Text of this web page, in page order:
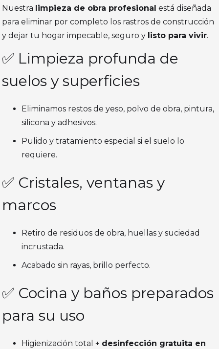
Nuestra limpieza de obra profesional está diseñada
para eliminar por completo los rastros de construcción
y dejar tu hogar impecable, seguro y listo para vivir.
✅ Limpieza profunda de
suelos y superficies
Eliminamos restos de yeso, polvo de obra, pintura,
silicona y adhesivos.
Pulido y tratamiento especial si el suelo lo
requiere.
✅ Cristales, ventanas y
marcos
Retiro de residuos de obra, huellas y suciedad
incrustada.
Acabado sin rayas, brillo perfecto.
✅ Cocina y baños preparados
para su uso
Higienización total + desinfección gratuita en